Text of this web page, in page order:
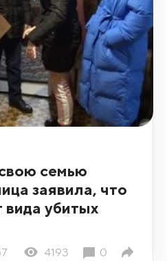
семью
заявила, что
убитых
4193 0